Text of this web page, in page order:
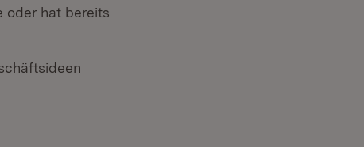
oder hat bereits